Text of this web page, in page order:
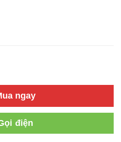
ngay
điện